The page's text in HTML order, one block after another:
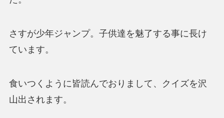
さすが少年ジャンプ。子供達を魅了する事に長け
ています。
食いつくように皆読んでおりまして、クイズを沢
山出されます。